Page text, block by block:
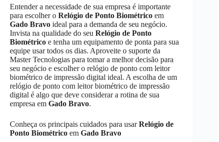
Entender a necessidade de sua empresa é importante
para escolher o Relógio de Ponto Biométrico em
Gado Bravo ideal para a demanda de seu negócio.
Invista na qualidade do seu Relógio de Ponto
Biométrico e tenha um equipamento de ponta para sua
equipe usar todos os dias. Aproveite o suporte da
Master Tecnologias para tomar a melhor decisão para
seu negócio e escolher o relógio de ponto com leitor
biométrico de impressão digital ideal. A escolha de um
relógio de ponto com leitor biométrico de impressão
digital é algo que deve considerar a rotina de sua
empresa em Gado Bravo.
Conheça os principais cuidados para usarRelógio de
Ponto Biométrico em Gado Bravo